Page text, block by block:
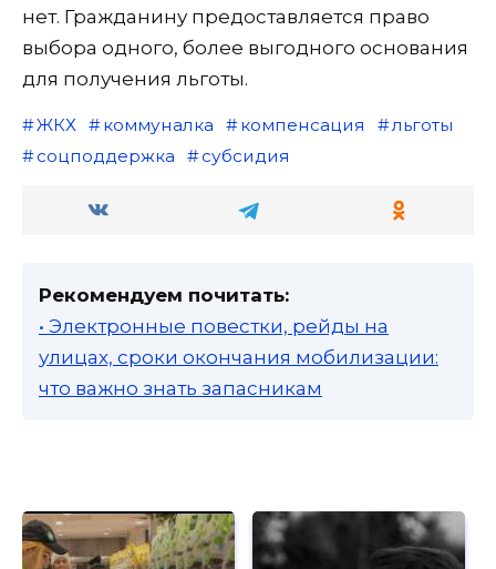
нет. Гражданину предоставляется право
выбора одного, более выгодного основания
для получения льготы.
ЖКХ коммуналка компенсация
льготы
соцподдержка
субсидия
Рекомендуем почитать:
• Электронные повестки, рейды на
улицах, сроки окончания мобилизации:
что важно знать запасникам